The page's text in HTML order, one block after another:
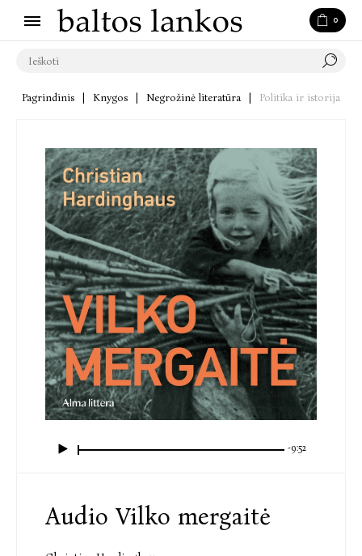
0
Pagrindinis Knygos Negrožinė literatūra Politika ir istorija
-9:52
Audio Vilko mergaitė